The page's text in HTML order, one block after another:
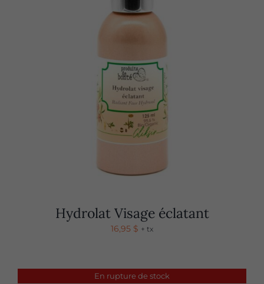
Hydrolat Visage éclatant
16,95 $ + tx
En rupture de stock